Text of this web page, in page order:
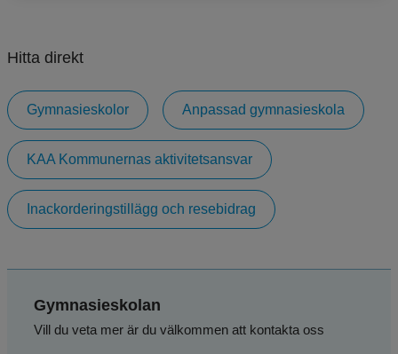
Hitta direkt
Gymnasieskolor Anpassad gymnasieskola
KAA Kommunernas aktivitetsansvar
Inackorderingstillägg och resebidrag
Gymnasieskolan
Vill du veta mer är du välkommen att kontakta oss